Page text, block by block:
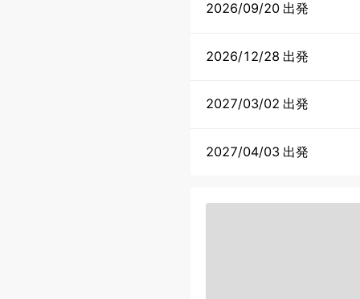
2026/09/20 出発
2026/12/28 出発
2027/03/02 出発
2027/04/03 出発